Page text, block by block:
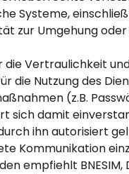
Systeme,
zur Umgehung
Vertraulichkeit
die Nutzung des
(z.B.
sich damit
ihn autorisiert
Kommunikation
empfiehlt